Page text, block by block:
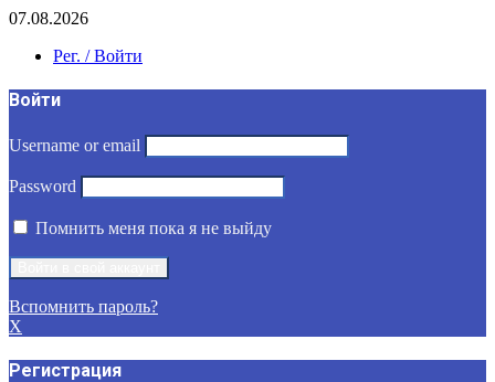
07.08.2026
Рег. / Войти
Войти
Username or email
Password
Помнить меня пока я не выйду
Вспомнить пароль?
X
Регистрация